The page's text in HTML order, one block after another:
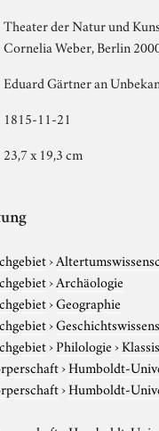
Theater der Natur und
Cornelia Weber, Berlin
Eduard Gärtner an
1815-11-21
23,7 x 19,3 cm
›
›Archäologie
›Geographie
›
›Philologie›
›Humboldt-
›Humboldt-